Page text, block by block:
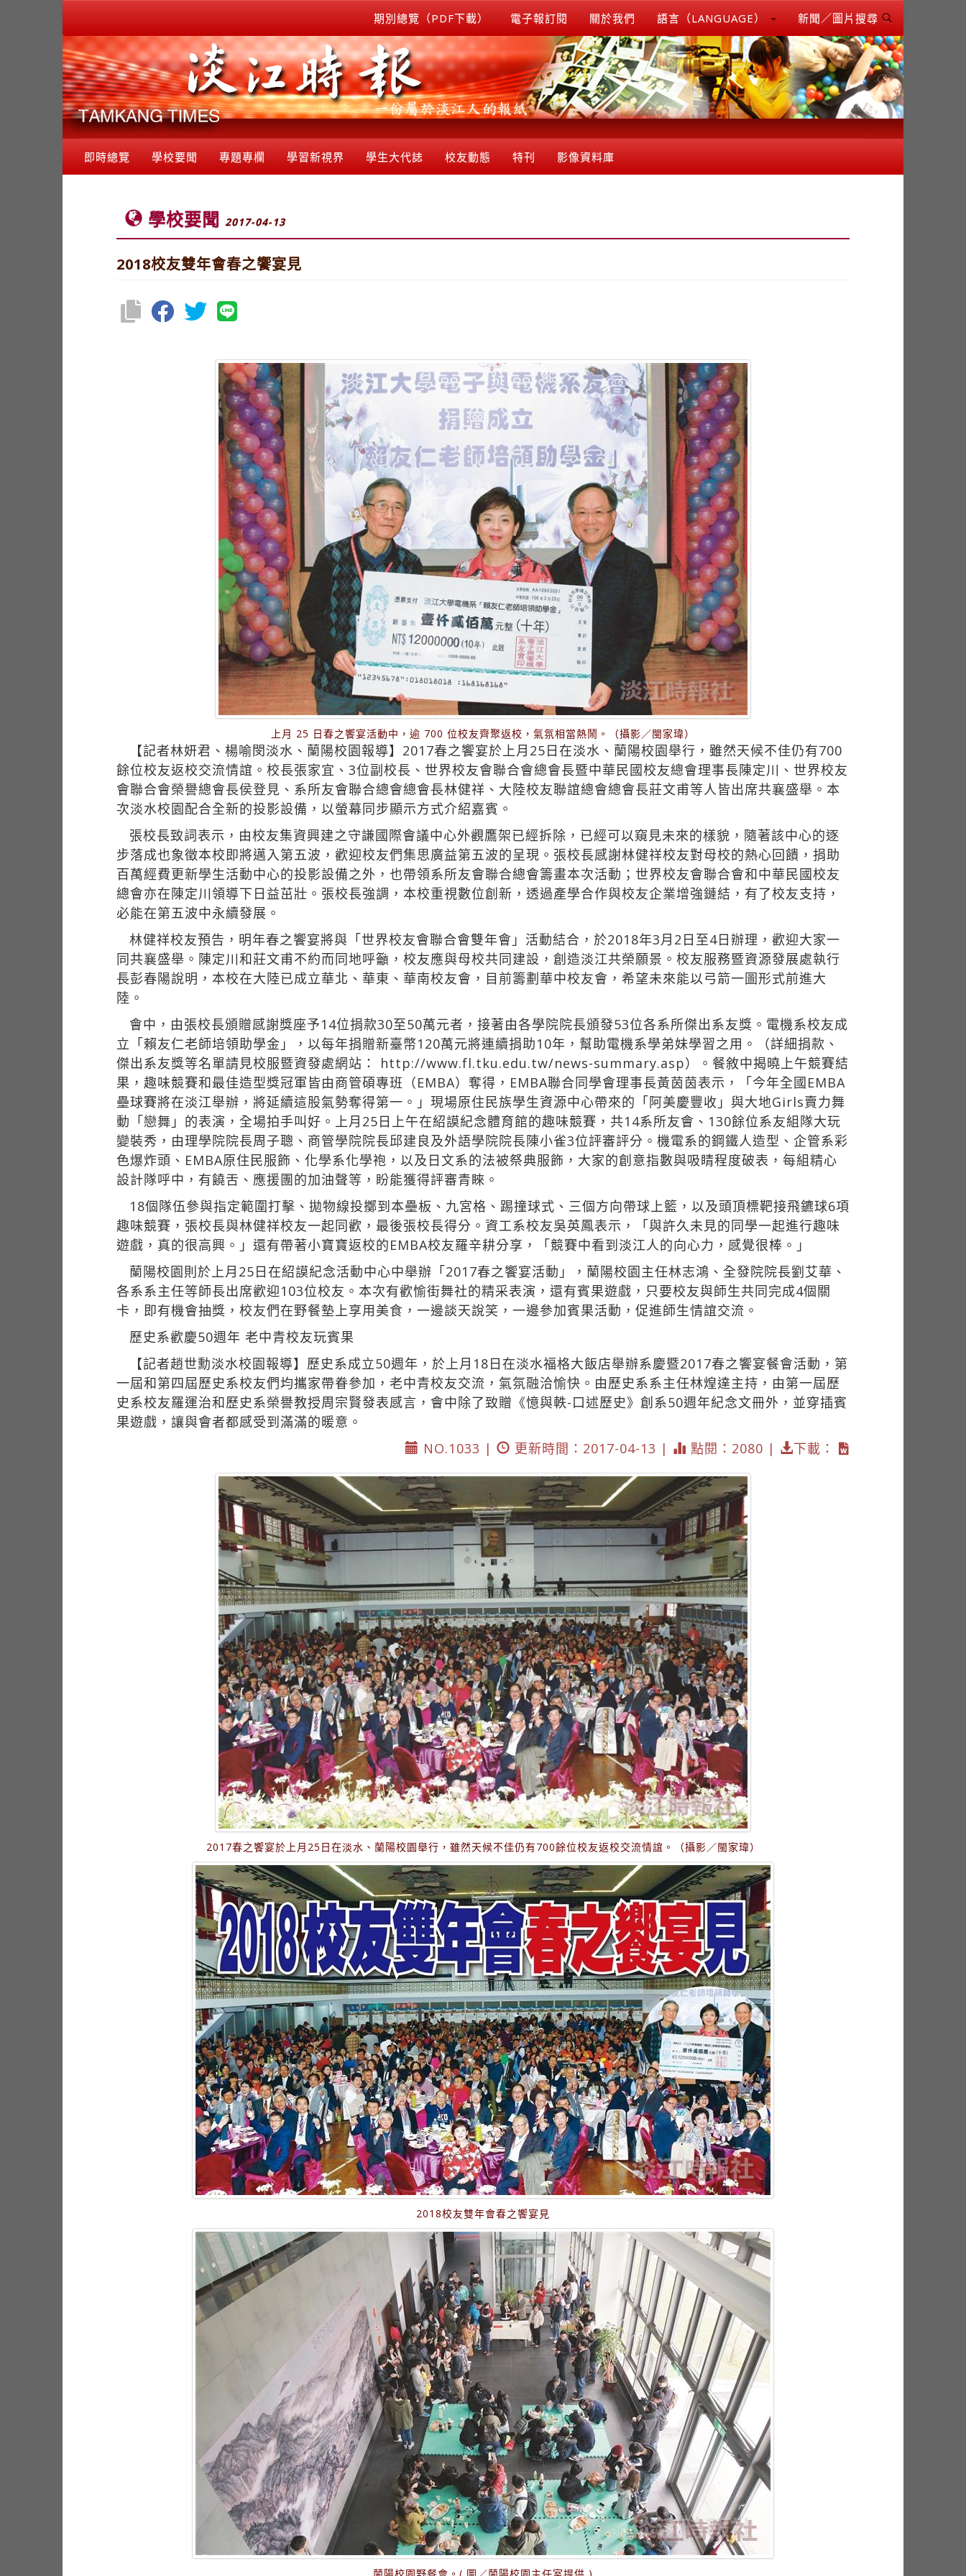
期別總覽（PDF下載） 電子報訂閱 關於我們 語言（LANGUAGE） 新聞／圖片搜尋
即時總覽 學校要聞 專題專欄 學習新視界 學生大代誌 校友動態 特刊 影像資料庫
學校要聞 2017-04-13
2018校友雙年會春之饗宴見
上月 25 日春之饗宴活動中，逾 700 位校友齊聚返校，氣氛相當熱鬧。（攝影／閩家瑋）
【記者林妍君、楊喻閔淡水、蘭陽校園報導】2017春之饗宴於上月25日在淡水、蘭陽校園舉行，雖然天候不佳仍有700
餘位校友返校交流情誼。校長張家宜、3位副校長、世界校友會聯合會總會長暨中華民國校友總會理事長陳定川、世界校友
會聯合會榮譽總會長侯登見、系所友會聯合總會總會長林健祥、大陸校友聯誼總會總會長莊文甫等人皆出席共襄盛舉。本
次淡水校園配合全新的投影設備，以螢幕同步顯示方式介紹嘉賓。
張校長致詞表示，由校友集資興建之守謙國際會議中心外觀鷹架已經拆除，已經可以窺見未來的樣貌，隨著該中心的逐
步落成也象徵本校即將邁入第五波，歡迎校友們集思廣益第五波的呈現。張校長感謝林健祥校友對母校的熱心回饋，捐助
百萬經費更新學生活動中心的投影設備之外，也帶領系所友會聯合總會籌畫本次活動；世界校友會聯合會和中華民國校友
總會亦在陳定川領導下日益茁壯。張校長強調，本校重視數位創新，透過產學合作與校友企業增強鏈結，有了校友支持，
必能在第五波中永續發展。
林健祥校友預告，明年春之饗宴將與「世界校友會聯合會雙年會」活動結合，於2018年3月2日至4日辦理，歡迎大家一
同共襄盛舉。陳定川和莊文甫不約而同地呼籲，校友應與母校共同建設，創造淡江共榮願景。校友服務暨資源發展處執行
長彭春陽說明，本校在大陸已成立華北、華東、華南校友會，目前籌劃華中校友會，希望未來能以弓箭一圖形式前進大
陸。
會中，由張校長頒贈感謝獎座予14位捐款30至50萬元者，接著由各學院院長頒發53位各系所傑出系友獎。電機系校友成
立「賴友仁老師培領助學金」，以每年捐贈新臺幣120萬元將連續捐助10年，幫助電機系學弟妹學習之用。（詳細捐款、
傑出系友獎等名單請見校服暨資發處網站： http://www.fl.tku.edu.tw/news-summary.asp）。餐敘中揭曉上午競賽結
果，趣味競賽和最佳造型獎冠軍皆由商管碩專班（EMBA）奪得，EMBA聯合同學會理事長黃茵茵表示，「今年全國EMBA
壘球賽將在淡江舉辦，將延續這股氣勢奪得第一。」現場原住民族學生資源中心帶來的「阿美慶豐收」與大地Girls賣力舞
動「戀舞」的表演，全場拍手叫好。上月25日上午在紹謨紀念體育館的趣味競賽，共14系所友會、130餘位系友組隊大玩
變裝秀，由理學院院長周子聰、商管學院院長邱建良及外語學院院長陳小雀3位評審評分。機電系的鋼鐵人造型、企管系彩
色爆炸頭、EMBA原住民服飾、化學系化學袍，以及日文系的法被祭典服飾，大家的創意指數與吸睛程度破表，每組精心
設計隊呼中，有饒舌、應援團的加油聲等，盼能獲得評審青睞。
18個隊伍參與指定範圍打擊、拋物線投擲到本壘板、九宮格、踢撞球式、三個方向帶球上籃，以及頭頂標靶接飛鑣球6項
趣味競賽，張校長與林健祥校友一起同歡，最後張校長得分。資工系校友吳英鳳表示，「與許久未見的同學一起進行趣味
遊戲，真的很高興。」還有帶著小寶寶返校的EMBA校友羅辛耕分享，「競賽中看到淡江人的向心力，感覺很棒。」
蘭陽校園則於上月25日在紹謨紀念活動中心中舉辦「2017春之饗宴活動」，蘭陽校園主任林志鴻、全發院院長劉艾華、
各系系主任等師長出席歡迎103位校友。本次有歡愉街舞社的精采表演，還有賓果遊戲，只要校友與師生共同完成4個關
卡，即有機會抽獎，校友們在野餐墊上享用美食，一邊談天說笑，一邊參加賓果活動，促進師生情誼交流。
歷史系歡慶50週年 老中青校友玩賓果
【記者趙世勳淡水校園報導】歷史系成立50週年，於上月18日在淡水福格大飯店舉辦系慶暨2017春之饗宴餐會活動，第
一屆和第四屆歷史系校友們均攜家帶眷參加，老中青校友交流，氣氛融洽愉快。由歷史系系主任林煌達主持，由第一屆歷
史系校友羅運治和歷史系榮譽教授周宗賢發表感言，會中除了致贈《憶與軼-口述歷史》創系50週年紀念文冊外，並穿插賓
果遊戲，讓與會者都感受到滿滿的暖意。
NO.1033 |
更新時間：2017-04-13 | 點閱：2080 | 下載：
2017春之饗宴於上月25日在淡水、蘭陽校園舉行，雖然天候不佳仍有700餘位校友返校交流情誼。（攝影／閩家瑋）
2018校友雙年會春之饗宴見